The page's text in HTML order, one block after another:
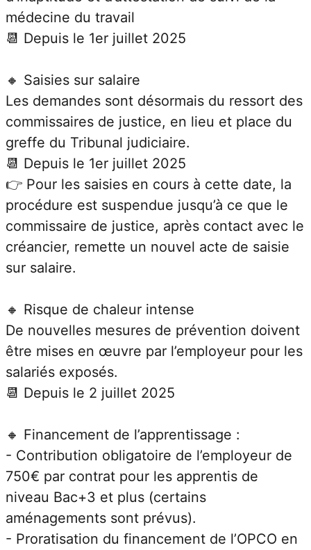
médecine du travail
📆 Depuis le 1er juillet 2025
🔸 Saisies sur salaire
Les demandes sont désormais du ressort des
commissaires de justice, en lieu et place du
greffe du Tribunal judiciaire.
📆 Depuis le 1er juillet 2025
👉 Pour les saisies en cours à cette date, la
procédure est suspendue jusqu’à ce que le
commissaire de justice, après contact avec le
créancier, remette un nouvel acte de saisie
sur salaire.
🔸 Risque de chaleur intense
De nouvelles mesures de prévention doivent
être mises en œuvre par l’employeur pour les
salariés exposés.
📆 Depuis le 2 juillet 2025
🔸 Financement de l’apprentissage :
- Contribution obligatoire de l’employeur de
750€ par contrat pour les apprentis de
niveau Bac+3 et plus (certains
aménagements sont prévus).
- Proratisation du financement de l’OPCO en